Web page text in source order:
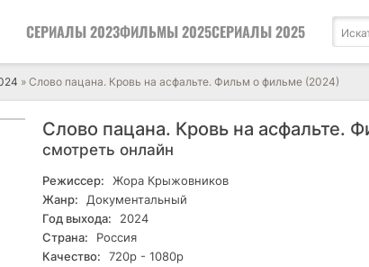
СЕРИАЛЫ 2023ФИЛЬМЫ 2025СЕРИАЛЫ 2025
» Слово пацана. Кровь на асфальте. Фильм о фильме (2024)
Слово пацана. Кровь на асфальте.
смотреть онлайн
Режиссер:
Жора Крыжовников
Жанр:
Документальный
Год выхода:
2024
Страна:
Россия
Качество:
720р - 1080р